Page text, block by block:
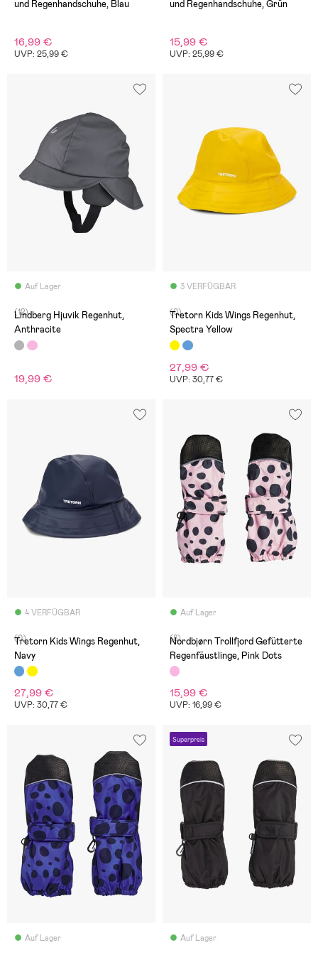
und Regenhandschuhe, Blau
16,99 €
UVP: 25,99 €
und Regenhandschuhe, Grün
15,99 €
UVP: 25,99 €
Auf Lager
(12)
Lindberg Hjuvik Regenhut,
Anthracite
19,99 €
3 VERFÜGBAR
(0)
Tretorn Kids Wings Regenhut,
Spectra Yellow
27,99 €
UVP: 30,77 €
4 VERFÜGBAR
(0)
Tretorn Kids Wings Regenhut,
Navy
27,99 €
UVP: 30,77 €
Auf Lager
(8)
Nordbjørn Trollfjord Gefütterte
Regenfäustlinge, Pink Dots
15,99 €
UVP: 16,99 €
Auf Lager
Superpreis
Auf Lager